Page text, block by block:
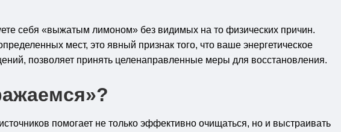
себя «выжатым лимоном» без видимых на то физических причин.
мест, это явный признак того, что ваше энергетическое
позволяет принять целенаправленные меры для восстановления.
помогает не только эффективно очищаться, но и выстраивать